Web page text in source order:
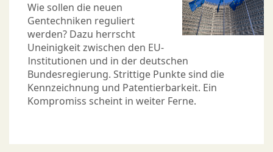
Wie sollen die neuen
Gentechniken reguliert
werden? Dazu herrscht
Uneinigkeit zwischen den EU-
Institutionen und in der deutschen
Bundesregierung. Strittige Punkte sind die
Kennzeichnung und Patentierbarkeit. Ein
Kompromiss scheint in weiter Ferne.